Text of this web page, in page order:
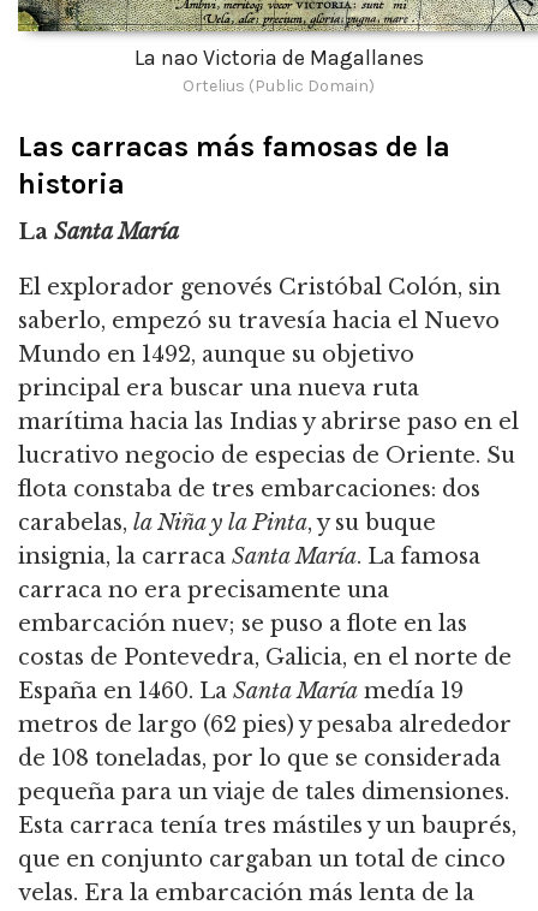
La nao Victoria de Magallanes
Ortelius (Public Domain)
Las carracas más famosas de la
historia
La Santa María
El explorador genovés Cristóbal Colón, sin
saberlo, empezó su travesía hacia el Nuevo
Mundo en 1492, aunque su objetivo
principal era buscar una nueva ruta
marítima hacia las Indias y abrirse paso en el
lucrativo negocio de especias de Oriente. Su
flota constaba de tres embarcaciones: dos
carabelas, la Niña y la Pinta, y su buque
insignia, la carraca Santa María. La famosa
carraca no era precisamente una
embarcación nuev; se puso a flote en las
costas de Pontevedra, Galicia, en el norte de
España en 1460. La Santa María medía 19
metros de largo (62 pies) y pesaba alrededor
de 108 toneladas, por lo que se considerada
pequeña para un viaje de tales dimensiones.
Esta carraca tenía tres mástiles y un bauprés,
que en conjunto cargaban un total de cinco
velas. Era la embarcación más lenta de la